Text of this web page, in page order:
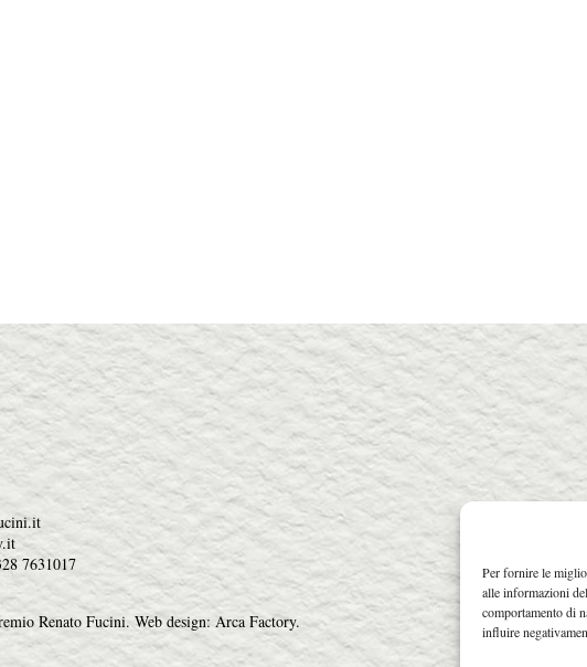
Per fornire le
alle informazioni
comportamento di
influire
7631017
Renato Fucini. Web design: Arca Factory.